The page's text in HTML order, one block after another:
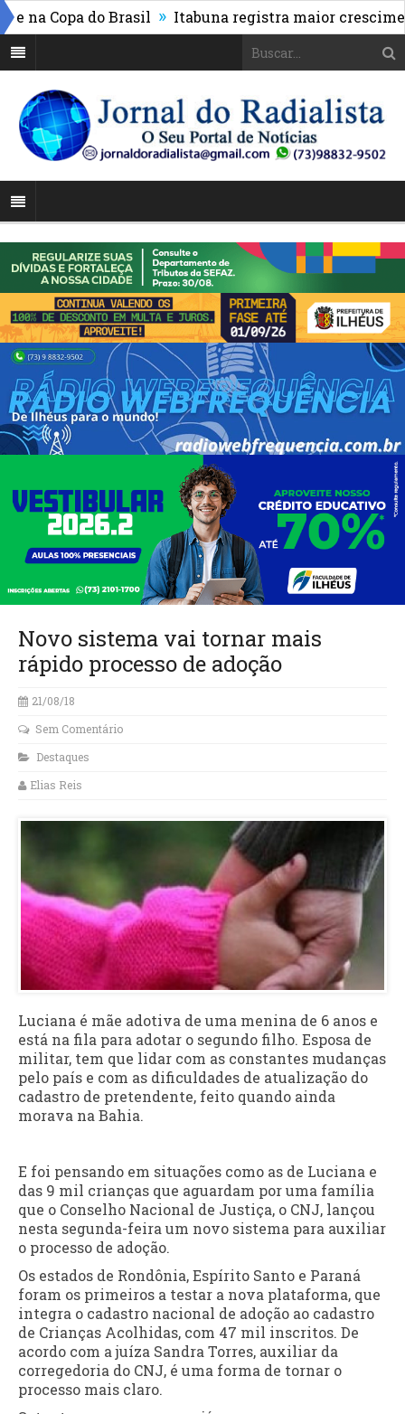
Copa do Brasil » Itabuna registra maior crescimento
Novo sistema vai tornar mais
rápido processo de adoção
21/08/18
Sem Comentário
Destaques
Elias Reis
Luciana é mãe adotiva de uma menina de 6 anos e
está na fila para adotar o segundo filho. Esposa de
militar, tem que lidar com as constantes mudanças
pelo país e com as dificuldades de atualização do
cadastro de pretendente, feito quando ainda
morava na Bahia.
E foi pensando em situações como as de Luciana e
das 9 mil crianças que aguardam por uma família
que o Conselho Nacional de Justiça, o CNJ, lançou
nesta segunda-feira um novo sistema para auxiliar
o processo de adoção.
Os estados de Rondônia, Espírito Santo e Paraná
foram os primeiros a testar a nova plataforma, que
integra o cadastro nacional de adoção ao cadastro
de Crianças Acolhidas, com 47 mil inscritos. De
acordo com a juíza Sandra Torres, auxiliar da
corregedoria do CNJ, é uma forma de tornar o
processo mais claro.